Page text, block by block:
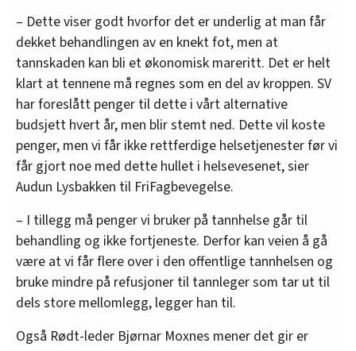
– Dette viser godt hvorfor det er underlig at man får
dekket behandlingen av en knekt fot, men at
tannskaden kan bli et økonomisk mareritt. Det er helt
klart at tennene må regnes som en del av kroppen. SV
har foreslått penger til dette i vårt alternative
budsjett hvert år, men blir stemt ned. Dette vil koste
penger, men vi får ikke rettferdige helsetjenester før vi
får gjort noe med dette hullet i helsevesenet, sier
Audun Lysbakken til FriFagbevegelse.
– I tillegg må penger vi bruker på tannhelse går til
behandling og ikke fortjeneste. Derfor kan veien å gå
være at vi får flere over i den offentlige tannhelsen og
bruke mindre på refusjoner til tannleger som tar ut til
dels store mellomlegg, legger han til.
Også Rødt-leder Bjørnar Moxnes mener det gir er